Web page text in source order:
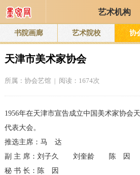
艺术机构
书院画廊 艺术院校 协
天津市美术家协会
所属： 协会艺馆| 阅读：1674次
1956年在天津市宣告成立中国美术家协会
代表大会。
推选主席：马 达
副 主 席：刘子久 刘奎龄 陈 因
秘 书 长：陈 因